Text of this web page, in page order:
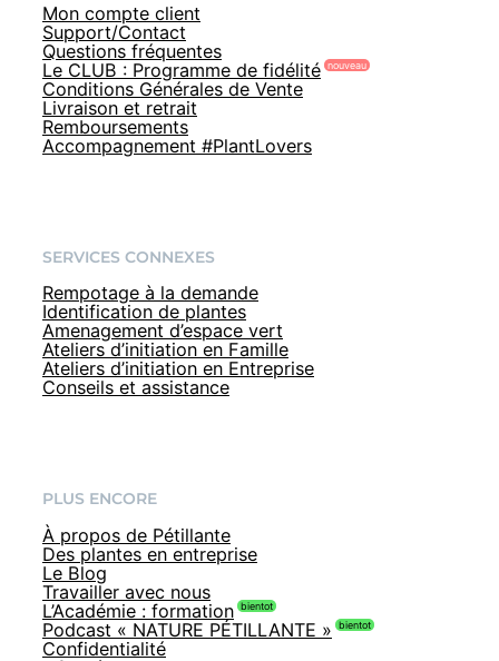
Mon compte client
Support/Contact
Questions fréquentes
Le CLUB : Programme de fidélité
Conditions Générales de Vente
Livraison et retrait
Remboursements
Accompagnement #PlantLovers
SERVICES CONNEXES
Rempotage à la demande
Identification de plantes
Amenagement d’espace vert
Ateliers d’initiation en Famille
Ateliers d’initiation en Entreprise
Conseils et assistance
PLUS ENCORE
À propos de Pétillante
Des plantes en entreprise
Le Blog
Travailler avec nous
L’Académie : formation
Podcast « NATURE PÉTILLANTE »
Confidentialité